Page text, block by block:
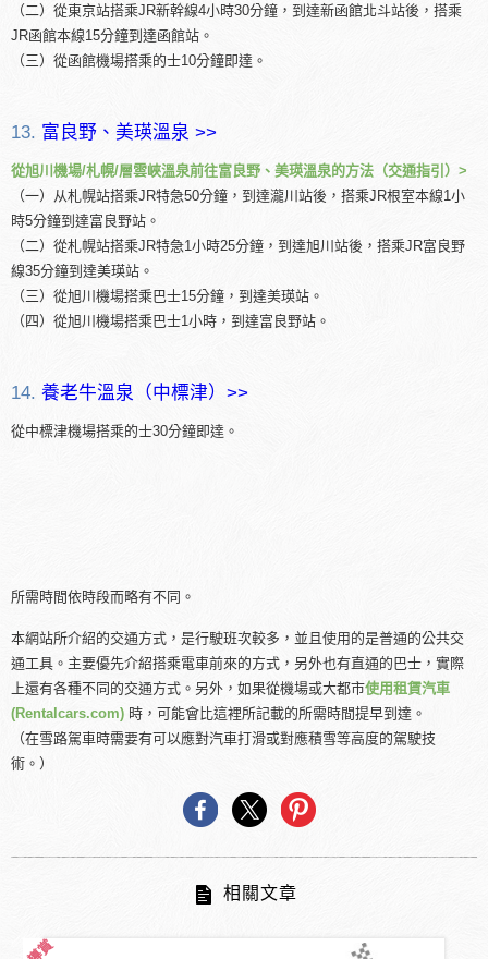
（二）從東京站搭乘JR新幹線4小時30分鐘，到達新函館北斗站後，搭乘
JR函館本線15分鐘到達函館站。
（三）從函館機場搭乘的士10分鐘即達。
13. 富良野、美瑛溫泉 >>
從旭川機場/札幌/層雲峽溫泉前往富良野、美瑛溫泉的方法（交通指引）>
（一）从札幌站搭乘JR特急50分鐘，到達瀧川站後，搭乘JR根室本線1小
時5分鐘到達富良野站。
（二）從札幌站搭乘JR特急1小時25分鐘，到達旭川站後，搭乘JR富良野
線35分鐘到達美瑛站。
（三）從旭川機場搭乘巴士15分鐘，到達美瑛站。
（四）從旭川機場搭乘巴士1小時，到達富良野站。
14. 養老牛溫泉（中標津）>>
從中標津機場搭乘的士30分鐘即達。
所需時間依時段而略有不同。
本網站所介紹的交通方式，是行駛班次較多，並且使用的是普通的公共交
通工具。主要優先介紹搭乘電車前來的方式，另外也有直通的巴士，實際
上還有各種不同的交通方式。另外，如果從機場或大都市使用租賃汽車
(Rentalcars.com) 時，可能會比這裡所記載的所需時間提早到達。
（在雪路駕車時需要有可以應對汽車打滑或對應積雪等高度的駕駛技
術。）
相關文章